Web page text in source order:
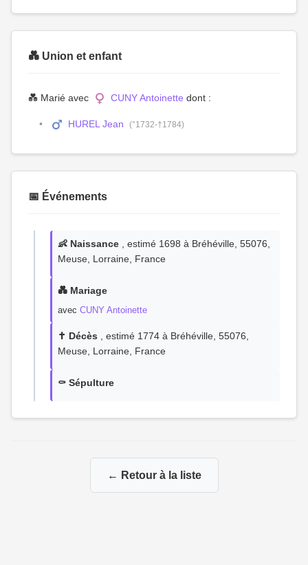
💑 Union et enfant
💑 Marié avec CUNY Antoinette dont :
HUREL Jean (°1732-†1784)
📅 Événements
👶 Naissance , estimé 1698 à Bréhéville, 55076,
Meuse, Lorraine, France
💑 Mariage
avec CUNY Antoinette
✝️ Décès , estimé 1774 à Bréhéville, 55076,
Meuse, Lorraine, France
⚰️ Sépulture
← Retour à la liste